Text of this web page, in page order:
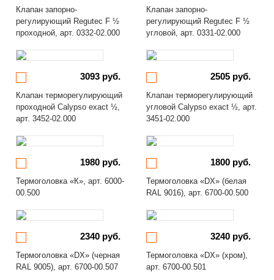
Клапан запорно-
регулирующий Regutec F ½
проходной, арт. 0332-02.000
Клапан запорно-
регулирующий Regutec F ½
угловой, арт. 0331-02.000
3093 руб.
Клапан терморегулирующий
проходной Calypso exact ½,
арт. 3452-02.000
2505 руб.
Клапан терморегулирующий
угловой Calypso exact ½, арт.
3451-02.000
1980 руб.
Термоголовка «К», арт. 6000-
00.500
1800 руб.
Термоголовка «DX» (белая
RAL 9016), арт. 6700-00.500
2340 руб.
Термоголовка «DX» (черная
RAL 9005), арт. 6700-00.507
3240 руб.
Термоголовка «DX» (хром),
арт. 6700-00.501